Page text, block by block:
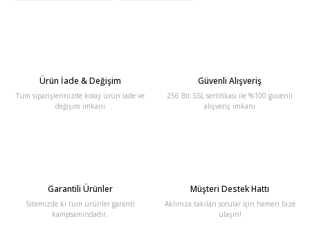
Ürün İade & Değişim
Tüm siparişlerinizde kolay ürün iade ve
değişim imkanı
Güvenli Alışveriş
256 Bit SSL sertifikası ile %100 güvenli
alışveriş imkanı
Garantili Ürünler
Sitemizde ki tüm ürünler garanti
kampsamındadır.
Müşteri Destek Hattı
Aklınıza takılan sorular için hemen bize
ulaşın!